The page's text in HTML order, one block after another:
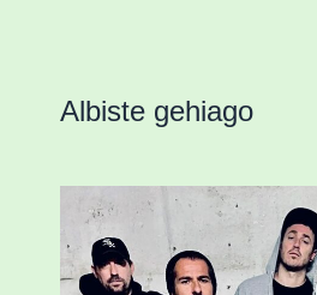
Albiste gehiago